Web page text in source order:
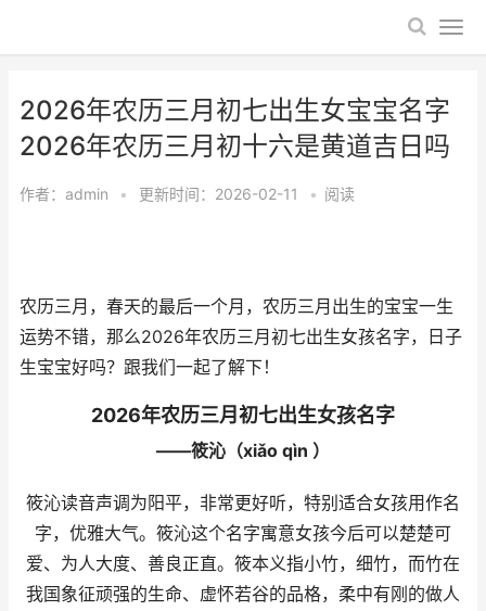
2026年农历三月初七出生女宝宝名字
2026年农历三月初十六是黄道吉日吗
作者： admin • 更新时间：2026-02-11 • 阅读
农历三月，春天的最后一个月，农历三月出生的宝宝一生
运势不错，那么2026年农历三月初七出生女孩名字，日子
生宝宝好吗？跟我们一起了解下！
2026年农历三月初七出生女孩名字
——筱沁（xiǎo qìn ）
筱沁读音声调为阳平，非常更好听，特别适合女孩用作名
字，优雅大气。筱沁这个名字寓意女孩今后可以楚楚可
爱、为人大度、善良正直。筱本义指小竹，细竹，而竹在
我国象征顽强的生命、虚怀若谷的品格，柔中有刚的做人